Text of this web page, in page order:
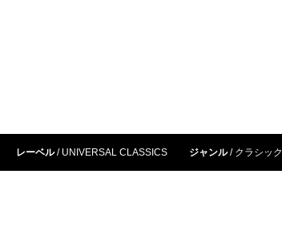
レーベル UNIVERSAL CLASSICS ジャンル クラシック